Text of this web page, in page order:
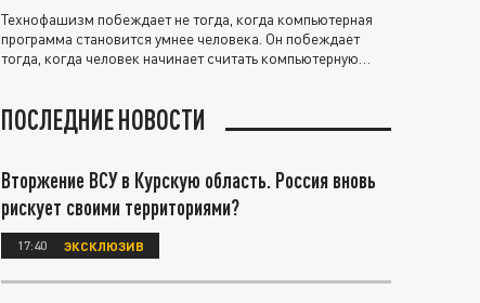
Технофашизм побеждает не тогда, когда компьютерная
программа становится умнее человека. Он побеждает
тогда, когда человек начинает считать компьютерную
ПОСЛЕДНИЕ НОВОСТИ
Вторжение ВСУ в Курскую область. Россия вновь
рискует своими территориями?
17:40 ЭКСКЛЮЗИВ